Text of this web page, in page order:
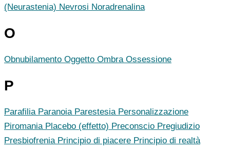
(Neurastenia) Nevrosi Noradrenalina
O
Obnubilamento Oggetto Ombra Ossessione
P
Parafilia Paranoia Parestesia Personalizzazione
Piromania Placebo (effetto) Preconscio Pregiudizio
Presbiofrenia Principio di piacere Principio di realtà